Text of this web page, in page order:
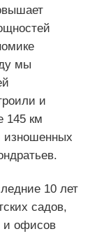
мы
и
145 км
изношенных
10 лет
садов,
и офисов